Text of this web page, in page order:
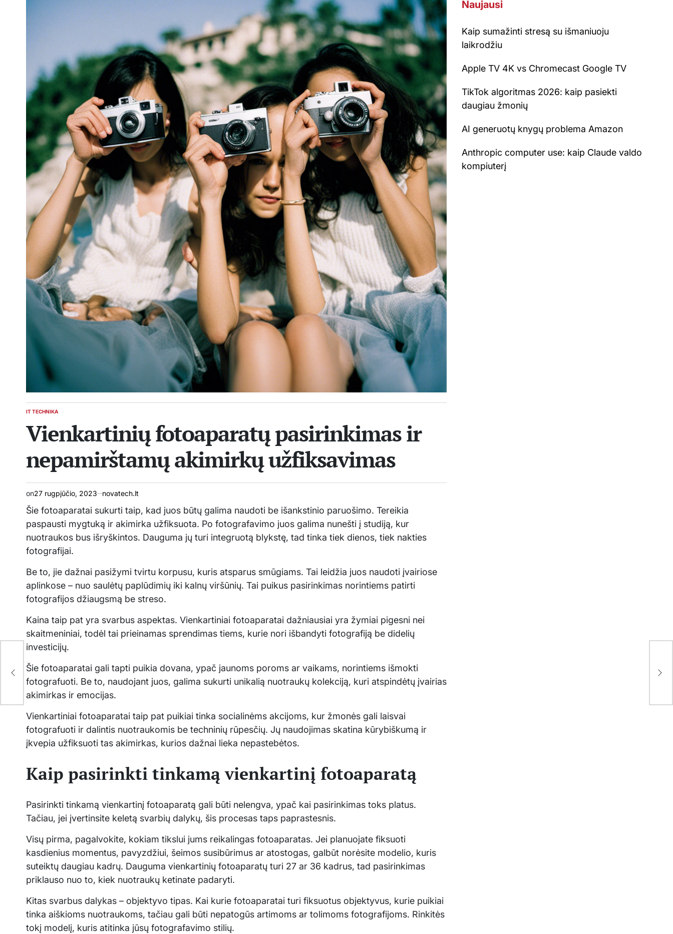
POSTED
IT TECHNIKA
Vienkartinių fotoaparatų pasirinkimas ir
nepamirštamų akimirkų užfiksavimas
on27 rugpjūčio, 2023 novatech.lt
Šie fotoaparatai sukurti taip, kad juos būtų galima naudoti be išankstinio paruošimo. Tereikia
paspausti mygtuką ir akimirka užfiksuota. Po fotografavimo juos galima nunešti į studiją, kur
nuotraukos bus išryškintos. Dauguma jų turi integruotą blykstę, tad tinka tiek dienos, tiek nakties
fotografijai.
Be to, jie dažnai pasižymi tvirtu korpusu, kuris atsparus smūgiams. Tai leidžia juos naudoti įvairiose
aplinkose – nuo saulėtų paplūdimių iki kalnų viršūnių. Tai puikus pasirinkimas norintiems patirti
fotografijos džiaugsmą be streso.
Kaina taip pat yra svarbus aspektas. Vienkartiniai fotoaparatai dažniausiai yra žymiai pigesni nei
skaitmeniniai, todėl tai prieinamas sprendimas tiems, kurie nori išbandyti fotografiją be didelių
investicijų.
Šie fotoaparatai gali tapti puikia dovana, ypač jaunoms poroms ar vaikams, norintiems išmokti
fotografuoti. Be to, naudojant juos, galima sukurti unikalią nuotraukų kolekciją, kuri atspindėtų įvairias
akimirkas ir emocijas.
Vienkartiniai fotoaparatai taip pat puikiai tinka socialinėms akcijoms, kur žmonės gali laisvai
fotografuoti ir dalintis nuotraukomis be techninių rūpesčių. Jų naudojimas skatina kūrybiškumą ir
įkvepia užfiksuoti tas akimirkas, kurios dažnai lieka nepastebėtos.
Kaip pasirinkti tinkamą vienkartinį fotoaparatą
Pasirinkti tinkamą vienkartinį fotoaparatą gali būti nelengva, ypač kai pasirinkimas toks platus.
Tačiau, jei įvertinsite keletą svarbių dalykų, šis procesas taps paprastesnis.
Visų pirma, pagalvokite, kokiam tikslui jums reikalingas fotoaparatas. Jei planuojate fiksuoti
kasdienius momentus, pavyzdžiui, šeimos susibūrimus ar atostogas, galbūt norėsite modelio, kuris
suteiktų daugiau kadrų. Dauguma vienkartinių fotoaparatų turi 27 ar 36 kadrus, tad pasirinkimas
priklauso nuo to, kiek nuotraukų ketinate padaryti.
Kitas svarbus dalykas – objektyvo tipas. Kai kurie fotoaparatai turi fiksuotus objektyvus, kurie puikiai
tinka aiškioms nuotraukoms, tačiau gali būti nepatogūs artimoms ar tolimoms fotografijoms. Rinkitės
tokį modelį, kuris atitinka jūsų fotografavimo stilių.
Naujausi
Kaip sumažinti stresą su išmaniuoju
laikrodžiu
Apple TV 4K vs Chromecast Google TV
TikTok algoritmas 2026: kaip pasiekti
daugiau žmonių
AI generuotų knygų problema Amazon
Anthropic computer use: kaip Claude valdo
kompiuterį